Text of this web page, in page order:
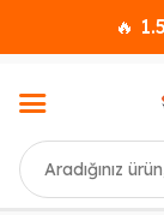
🔥
Ara